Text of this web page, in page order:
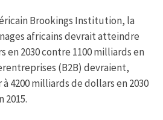
Brookings Institution, la
africains devrait atteindre
en 2030 contre 1100 milliards en
(B2B) devraient,
4200 milliards de dollars en 2030
2015.